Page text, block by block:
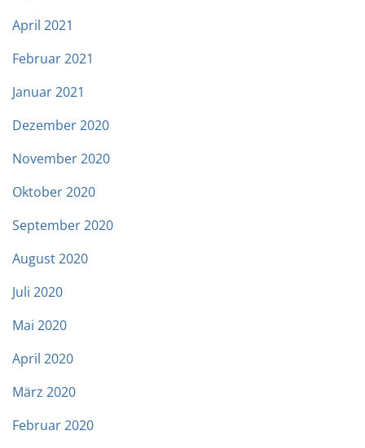
April 2021
Februar 2021
Januar 2021
Dezember 2020
November 2020
Oktober 2020
September 2020
August 2020
Juli 2020
Mai 2020
April 2020
März 2020
Februar 2020